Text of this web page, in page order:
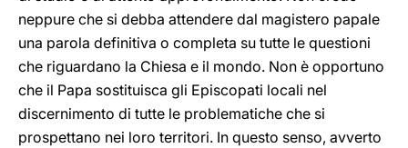
neppure che si debba attendere dal magistero papale
una parola definitiva o completa su tutte le questioni
che riguardano la Chiesa e il mondo. Non è opportuno
che il Papa sostituisca gli Episcopati locali nel
discernimento di tutte le problematiche che si
prospettano nei loro territori. In questo senso, avverto